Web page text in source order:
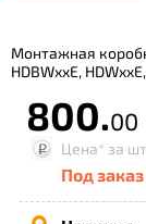
Монтажная
HDBWxxE,
800.00
Цена* за
Под заказ